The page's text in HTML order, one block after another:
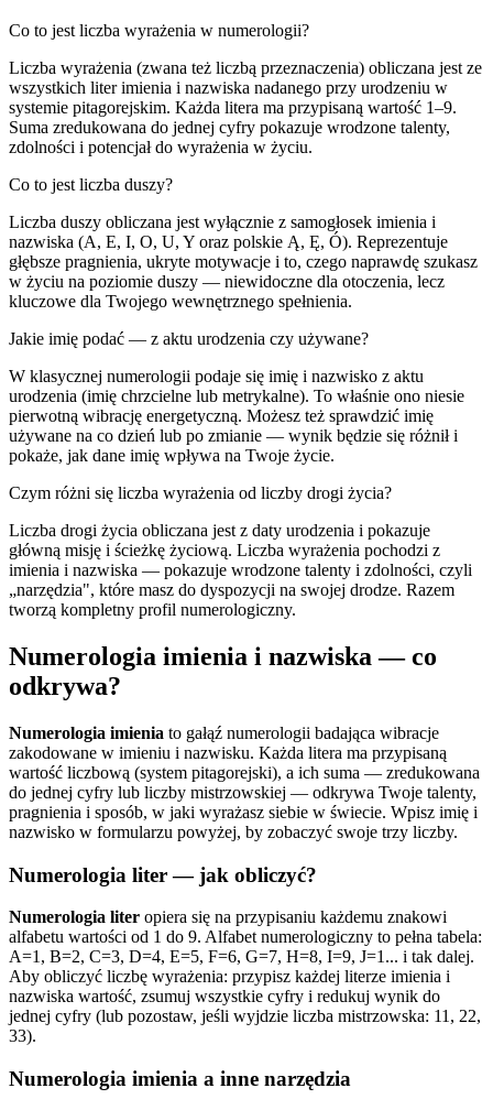
Co to jest liczba wyrażenia w numerologii?
Liczba wyrażenia (zwana też liczbą przeznaczenia) obliczana jest ze
wszystkich liter imienia i nazwiska nadanego przy urodzeniu w
systemie pitagorejskim. Każda litera ma przypisaną wartość 1–9.
Suma zredukowana do jednej cyfry pokazuje wrodzone talenty,
zdolności i potencjał do wyrażenia w życiu.
Co to jest liczba duszy?
Liczba duszy obliczana jest wyłącznie z samogłosek imienia i
nazwiska (A, E, I, O, U, Y oraz polskie Ą, Ę, Ó). Reprezentuje
głębsze pragnienia, ukryte motywacje i to, czego naprawdę szukasz
w życiu na poziomie duszy — niewidoczne dla otoczenia, lecz
kluczowe dla Twojego wewnętrznego spełnienia.
Jakie imię podać — z aktu urodzenia czy używane?
W klasycznej numerologii podaje się imię i nazwisko z aktu
urodzenia (imię chrzcielne lub metrykalne). To właśnie ono niesie
pierwotną wibrację energetyczną. Możesz też sprawdzić imię
używane na co dzień lub po zmianie — wynik będzie się różnił i
pokaże, jak dane imię wpływa na Twoje życie.
Czym różni się liczba wyrażenia od liczby drogi życia?
Liczba drogi życia obliczana jest z daty urodzenia i pokazuje
główną misję i ścieżkę życiową. Liczba wyrażenia pochodzi z
imienia i nazwiska — pokazuje wrodzone talenty i zdolności, czyli
„narzędzia", które masz do dyspozycji na swojej drodze. Razem
tworzą kompletny profil numerologiczny.
Numerologia imienia i nazwiska — co
odkrywa?
Numerologia imienia to gałąź numerologii badająca wibracje
zakodowane w imieniu i nazwisku. Każda litera ma przypisaną
wartość liczbową (system pitagorejski), a ich suma — zredukowana
do jednej cyfry lub liczby mistrzowskiej — odkrywa Twoje talenty,
pragnienia i sposób, w jaki wyrażasz siebie w świecie. Wpisz imię i
nazwisko w formularzu powyżej, by zobaczyć swoje trzy liczby.
Numerologia liter — jak obliczyć?
Numerologia liter opiera się na przypisaniu każdemu znakowi
alfabetu wartości od 1 do 9. Alfabet numerologiczny to pełna tabela:
A=1, B=2, C=3, D=4, E=5, F=6, G=7, H=8, I=9, J=1... i tak dalej.
Aby obliczyć liczbę wyrażenia: przypisz każdej literze imienia i
nazwiska wartość, zsumuj wszystkie cyfry i redukuj wynik do
jednej cyfry (lub pozostaw, jeśli wyjdzie liczba mistrzowska: 11, 22,
33).
Numerologia imienia a inne narzędzia